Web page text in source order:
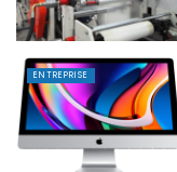
ENTREPRISE